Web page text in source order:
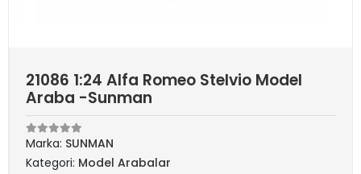
21086 1:24 Alfa Romeo Stelvio Model
Araba -Sunman
Marka: SUNMAN
Kategori: Model Arabalar